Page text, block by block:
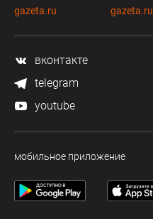
gazeta.ru
gazeta.ru
вконтакте
telegram
youtube
мобильное приложение